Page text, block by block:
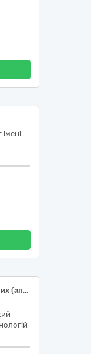
30210000-4 Машини для обробки даних (апаратна частина)